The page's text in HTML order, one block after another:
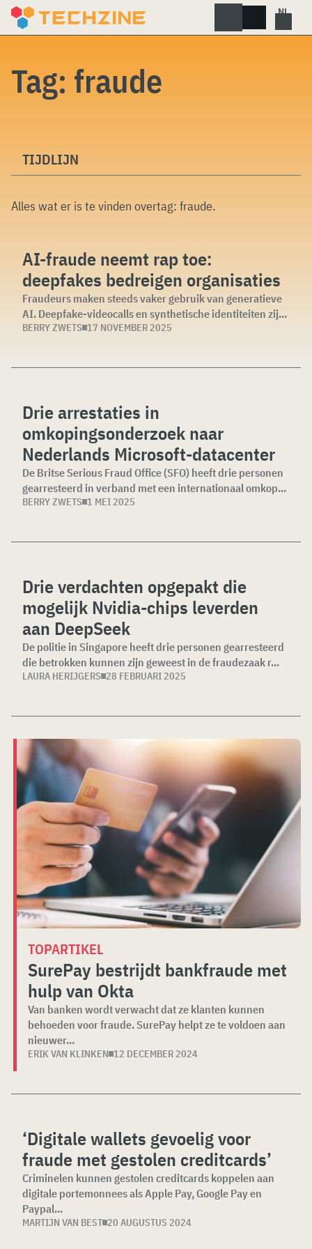
Skip
Tag: fraude
TIJDLIJN
Alles wat er is te vinden overtag: fraude.
AI-fraude neemt rap toe:
deepfakes bedreigen organisaties
Fraudeurs maken steeds vaker gebruik van generatieve
AI. Deepfake-videocalls en synthetische identiteiten zij...
BERRY ZWETS 17 NOVEMBER 2025
Drie arrestaties in
omkopingsonderzoek naar
Nederlands Microsoft-datacenter
De Britse Serious Fraud Office (SFO) heeft drie personen
gearresteerd in verband met een internationaal omkop...
BERRY ZWETS 1 MEI 2025
Drie verdachten opgepakt die
mogelijk Nvidia-chips leverden
aan DeepSeek
De politie in Singapore heeft drie personen gearresteerd
die betrokken kunnen zijn geweest in de fraudezaak r...
LAURA HERIJGERS 28 FEBRUARI 2025
TOPARTIKEL
SurePay bestrijdt bankfraude met
hulp van Okta
Van banken wordt verwacht dat ze klanten kunnen
behoeden voor fraude. SurePay helpt ze te voldoen aan
nieuwer...
ERIK VAN KLINKEN 12 DECEMBER 2024
‘Digitale wallets gevoelig voor
fraude met gestolen creditcards’
Criminelen kunnen gestolen creditcards koppelen aan
digitale portemonnees als Apple Pay, Google Pay en
Paypal...
MARTIJN VAN BEST 20 AUGUSTUS 2024